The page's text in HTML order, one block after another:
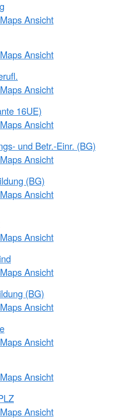
Ansicht
Ansicht
Ansicht
16UE)
Ansicht
und Betr.-Einr. (BG)
Ansicht
(BG)
Ansicht
Ansicht
Ansicht
(BG)
Ansicht
Ansicht
Ansicht
Ansicht